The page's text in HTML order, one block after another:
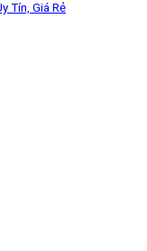
Tín, Giá Rẻ